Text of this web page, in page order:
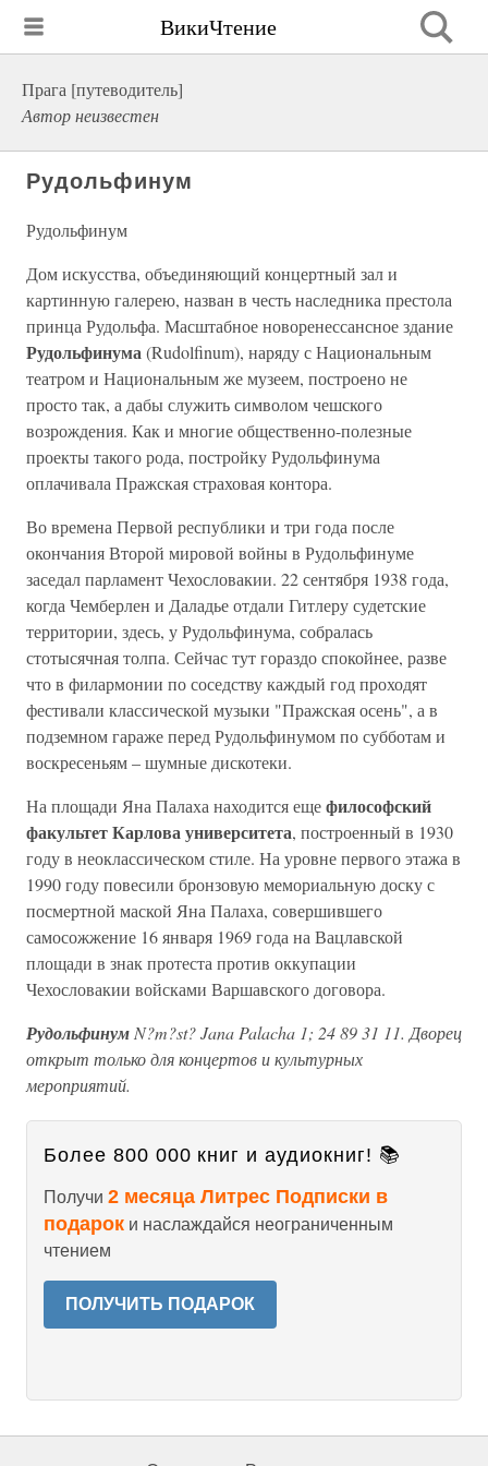
ВикиЧтение
Прага [путеводитель]
Автор неизвестен
Рудольфинум
Рудольфинум
Дом искусства, объединяющий концертный зал и
картинную галерею, назван в честь наследника престола
принца Рудольфа. Масштабное новоренессансное здание
Рудольфинума(Rudolfinum), наряду с Национальным
театром и Национальным же музеем, построено не
просто так, а дабы служить символом чешского
возрождения. Как и многие общественно-полезные
проекты такого рода, постройку Рудольфинума
оплачивала Пражская страховая контора.
Во времена Первой республики и три года после
окончания Второй мировой войны в Рудольфинуме
заседал парламент Чехословакии. 22 сентября 1938 года,
когда Чемберлен и Даладье отдали Гитлеру судетские
территории, здесь, у Рудольфинума, собралась
стотысячная толпа. Сейчас тут гораздо спокойнее, разве
что в филармонии по соседству каждый год проходят
фестивали классической музыки "Пражская осень", а в
подземном гараже перед Рудольфинумом по субботам и
воскресеньям – шумные дискотеки.
На площади Яна Палаха находится ещефилософский
факультет Карлова университета, построенный в 1930
году в неоклассическом стиле. На уровне первого этажа в
1990 году повесили бронзовую мемориальную доску с
посмертной маской Яна Палаха, совершившего
самосожжение 16 января 1969 года на Вацлавской
площади в знак протеста против оккупации
Чехословакии войсками Варшавского договора.
Рудольфинум N?m?st? Jana Palacha 1; 24 89 31 11. Дворец
открыт только для концертов и культурных
мероприятий.
Более 800 000 книг и аудиокниг! 📚
Получи 2 месяца Литрес Подписки в
подарок и наслаждайся неограниченным
чтением
ПОЛУЧИТЬ ПОДАРОК